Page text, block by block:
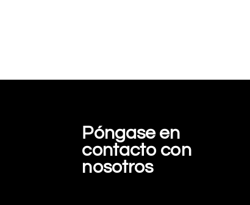
Póngase en
contacto con
nosotros